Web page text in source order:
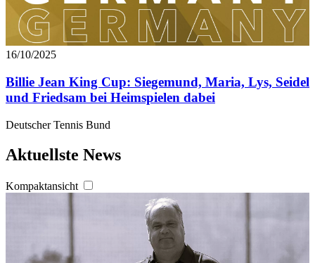
16/10/2025
Billie Jean King Cup: Siegemund, Maria, Lys, Seidel
und Friedsam bei Heimspielen dabei
Deutscher Tennis Bund
Aktuellste News
Kompaktansicht